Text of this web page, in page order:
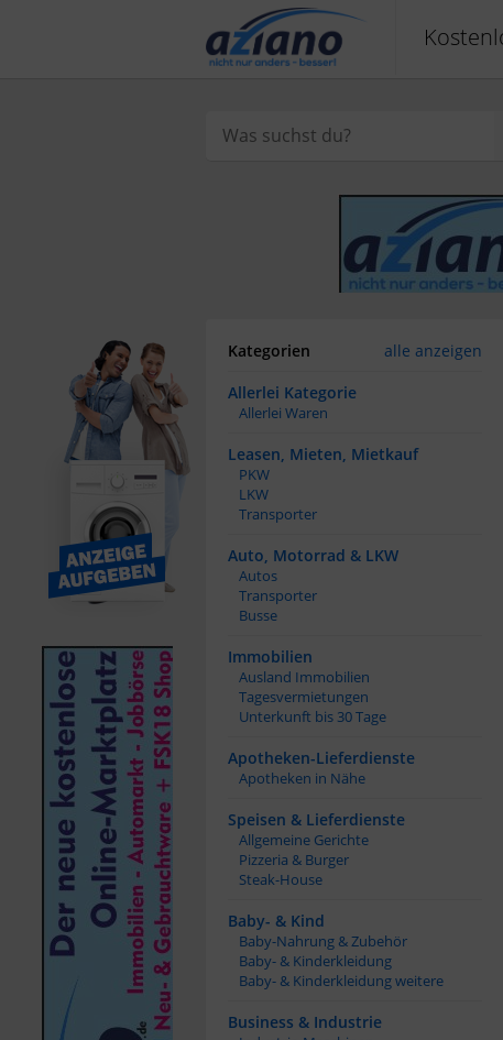
Kategorien
alle anzeigen
Allerlei Kategorie
Allerlei Waren
Leasen, Mieten, Mietkauf
PKW
LKW
Transporter
Auto, Motorrad & LKW
Autos
Transporter
Busse
Immobilien
Ausland Immobilien
Tagesvermietungen
Unterkunft bis 30 Tage
Apotheken-Lieferdienste
Apotheken in Nähe
Speisen & Lieferdienste
Allgemeine Gerichte
Pizzeria & Burger
Steak-House
Baby- & Kind
Baby-Nahrung & Zubehör
Baby- & Kinderkleidung
Baby- & Kinderkleidung weitere
Business & Industrie
1.220,00 €
SODA1 Wasserspender – Heiß, Kalt & Sprudelnd mit Integriertem Filter & UV desinfektion
Rostock